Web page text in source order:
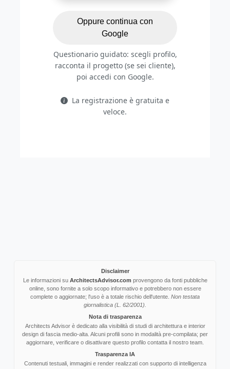
Oppure continua con
Google
Questionario guidato: scegli profilo,
racconta il progetto (se sei cliente),
poi accedi con Google.
La registrazione è gratuita e
veloce.
Disclaimer
Le informazioni su ArchitectsAdvisor.com provengono da fonti pubbliche
online, sono fornite a solo scopo informativo e potrebbero non essere
complete o aggiornate; l'uso è a totale rischio dell'utente. Non testata
giornalistica (L. 62/2001).
Nota di trasparenza
Architects Advisor è dedicato alla visibilità di studi di architettura e interior
design di fascia medio-alta. Alcuni profili sono in modalità pre-compilata; per
aggiornare, verificare o disattivare questo profilo contatta il nostro team.
Trasparenza IA
Contenuti testuali, immagini e render realizzati con supporto di intelligenza